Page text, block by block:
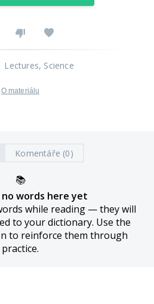
Lectures, Science
O materiálu
Komentáře (0)
📚
words here yet
while reading — they will
to your dictionary. Use the
to reinforce them through
practice.